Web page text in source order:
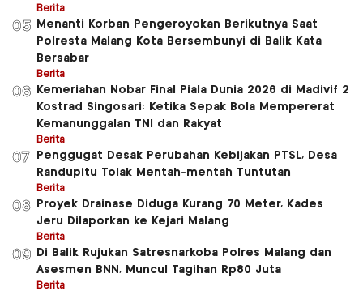
Berita
05
Menanti Korban Pengeroyokan Berikutnya Saat
Polresta Malang Kota Bersembunyi di Balik Kata
Bersabar
Berita
06
Kemeriahan Nobar Final Piala Dunia 2026 di Madivif 2
Kostrad Singosari: Ketika Sepak Bola Mempererat
Kemanunggalan TNI dan Rakyat
Berita
07
Penggugat Desak Perubahan Kebijakan PTSL, Desa
Randupitu Tolak Mentah-mentah Tuntutan
Berita
08
Proyek Drainase Diduga Kurang 70 Meter, Kades
Jeru Dilaporkan ke Kejari Malang
Berita
09
Di Balik Rujukan Satresnarkoba Polres Malang dan
Asesmen BNN, Muncul Tagihan Rp80 Juta
Berita